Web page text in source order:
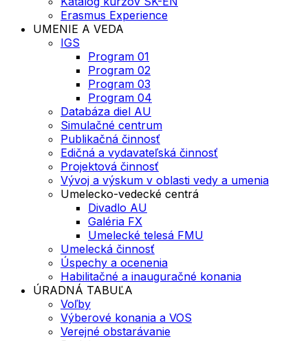
Erasmus Experience
UMENIE A VEDA
IGS
Program 01
Program 02
Program 03
Program 04
Databáza diel AU
Simulačné centrum
Publikačná činnosť
Edičná a vydavateľská činnosť
Projektová činnosť
Vývoj a výskum v oblasti vedy a umenia
Umelecko-vedecké centrá
Divadlo AU
Galéria FX
Umelecké telesá FMU
Umelecká činnosť
Úspechy a ocenenia
Habilitačné a inauguračné konania
ÚRADNÁ TABUĽA
Voľby
Výberové konania a VOS
Verejné obstarávanie